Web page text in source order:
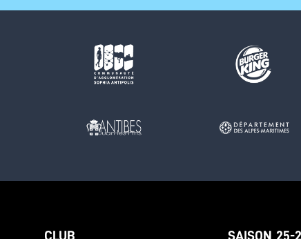
CLUB SAISON 25-